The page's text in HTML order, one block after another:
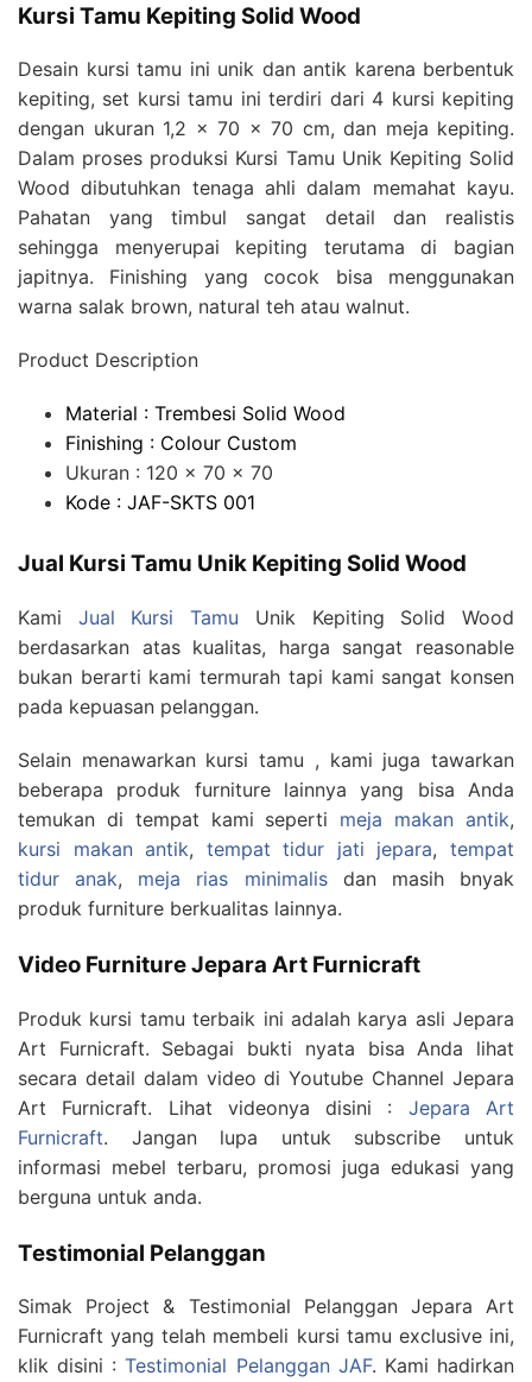
Kursi Tamu Kepiting Solid Wood
Desain kursi tamu ini unik dan antik karena berbentuk
kepiting, set kursi tamu ini terdiri dari 4 kursi kepiting
dengan ukuran 1,2 x 70 x 70 cm, dan meja kepiting.
Dalam proses produksi Kursi Tamu Unik Kepiting Solid
Wood dibutuhkan tenaga ahli dalam memahat kayu.
Pahatan yang timbul sangat detail dan realistis
sehingga menyerupai kepiting terutama di bagian
japitnya. Finishing yang cocok bisa menggunakan
warna salak brown, natural teh atau walnut.
Product Description
Material : Trembesi Solid Wood
Finishing : Colour Custom
Ukuran : 120 x 70 x 70
Kode : JAF-SKTS 001
Jual Kursi Tamu Unik Kepiting Solid Wood
Kami Jual Kursi Tamu Unik Kepiting Solid Wood
berdasarkan atas kualitas, harga sangat reasonable
bukan berarti kami termurah tapi kami sangat konsen
pada kepuasan pelanggan.
Selain menawarkan kursi tamu , kami juga tawarkan
beberapa produk furniture lainnya yang bisa Anda
temukan di tempat kami seperti meja makan antik,
kursi makan antik, tempat tidur jati jepara,tempat
tidur anak, meja rias minimalisdan masih bnyak
produk furniture berkualitas lainnya.
Video Furniture Jepara Art Furnicraft
Produk kursi tamu terbaik ini adalah karya asli Jepara
Art Furnicraft. Sebagai bukti nyata bisa Anda lihat
secara detail dalam video di Youtube Channel Jepara
Art Furnicraft. Lihat videonya disini : Jepara Art
Furnicraft. Jangan lupa untuk subscribe untuk
informasi mebel terbaru, promosi juga edukasi yang
berguna untuk anda.
Testimonial Pelanggan
Simak Project & Testimonial Pelanggan Jepara Art
Furnicraft yang telah membeli kursi tamu exclusive ini,
klik disini :Testimonial Pelanggan JAF. Kami hadirkan